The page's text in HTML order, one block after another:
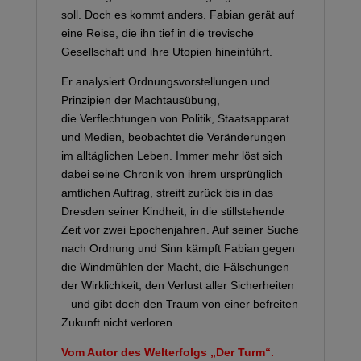
soll. Doch es kommt anders. Fabian gerät auf
eine Reise, die ihn tief in die trevische
Gesellschaft und ihre Utopien hineinführt.
Er analysiert Ordnungsvorstellungen und
Prinzipien der Machtausübung,
die Verflechtungen von Politik, Staatsapparat
und Medien, beobachtet die Veränderungen
im alltäglichen Leben. Immer mehr löst sich
dabei seine Chronik von ihrem ursprünglich
amtlichen Auftrag, streift zurück bis in das
Dresden seiner Kindheit, in die stillstehende
Zeit vor zwei Epochenjahren. Auf seiner Suche
nach Ordnung und Sinn kämpft Fabian gegen
die Windmühlen der Macht, die Fälschungen
der Wirklichkeit, den Verlust aller Sicherheiten
– und gibt doch den Traum von einer befreiten
Zukunft nicht verloren.
Vom Autor des Welterfolgs „Der Turm“.